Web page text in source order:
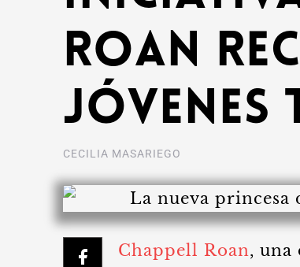
Roan
Jóvenes
CECILIA MASARIEGO
Chappell Roan, una